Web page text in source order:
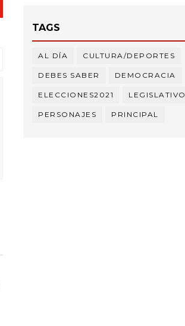
TAGS
AL DÍA CULTURA/DEPORTES
DEBES SABER DEMOCRACIA
ELECCIONES2021 LEGISLATIVO
PERSONAJES PRINCIPAL